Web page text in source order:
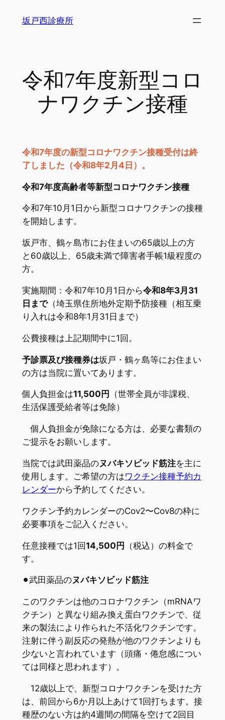
坂戸西診療所
令和7年度新型コロ
ナワクチン接種
令和7年度の新型コロナワクチン接種受付は終
了しました（令和8年2月4日）。
令和7年度高齢者等新型コロナワクチン接種
令和7年10月1日から新型コロナワクチンの接種
を開始します。
坂戸市、鶴ヶ島市にお住まいの65歳以上の方
と60歳以上、65歳未満で障害者手帳1級程度の
方。
実施期間：令和7年10月1日から令和8年3月31
日まで（埼玉県住所地外定期予防接種（相互乗
り入れは令和8年1月31日まで）
公費接種は上記期間中に1回。
予診票及び接種券は坂戸・鶴ヶ島等にお住まい
の方は当院に置いてあります。
個人負担金は11,500円
（世帯全員が非課税、
生活保護受給者等は免除）
個人負担金が免除になる方は、必要な書類の
ご提示をお願いします。
当院では武田薬品のヌバキソビッド筋注を主に
使用します。ご希望の方はワクチン接種予約カ
レンダーから予約してください。
ワクチン予約カレンダーのCov2〜Cov8の枠に
必要事項をご記入ください。
任意接種では1回14,500円 （税込）の料金で
す。
⚫︎武田薬品のヌバキソビッド筋注
このワクチンは他のコロナワクチン（mRNAワ
クチン）と異なり組み換え蛋白ワクチンで、従
来の製法により作られた不活化ワクチンです。
注射に伴う副反応の発熱が他のワクチンよりも
少ないと言われています（頭痛・倦怠感につい
ては同様と思われます）。
12歳以上で、新型コロナワクチンを受けた方
は、前回から6か月以上あけて1回打ちます。接
種歴のない方は約4週間の間隔を空けて2回目